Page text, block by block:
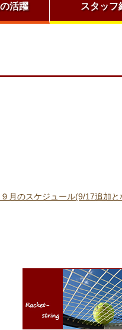
活躍 スタッフ
月のスケジュール(9/17追加と